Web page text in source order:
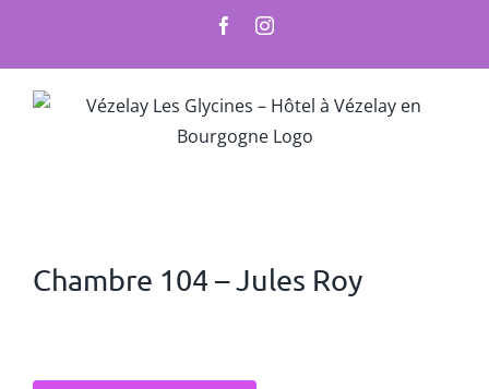
content
FacebookInstagram
Chambre 104 – Jules Roy